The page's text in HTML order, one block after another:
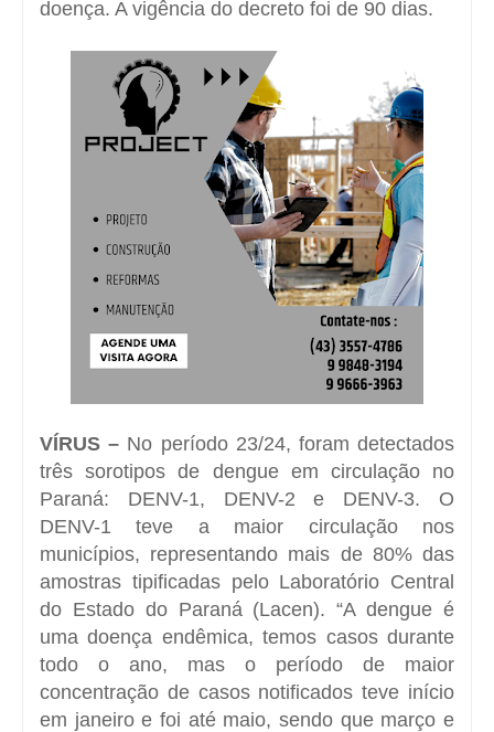
doença. A vigência do decreto foi de 90 dias.
VÍRUS – No período 23/24, foram detectados
três sorotipos de dengue em circulação no
Paraná: DENV-1, DENV-2 e DENV-3. O
DENV-1 teve a maior circulação nos
municípios, representando mais de 80% das
amostras tipificadas pelo Laboratório Central
do Estado do Paraná (Lacen). “A dengue é
uma doença endêmica, temos casos durante
todo o ano, mas o período de maior
concentração de casos notificados teve início
em janeiro e foi até maio, sendo que março e